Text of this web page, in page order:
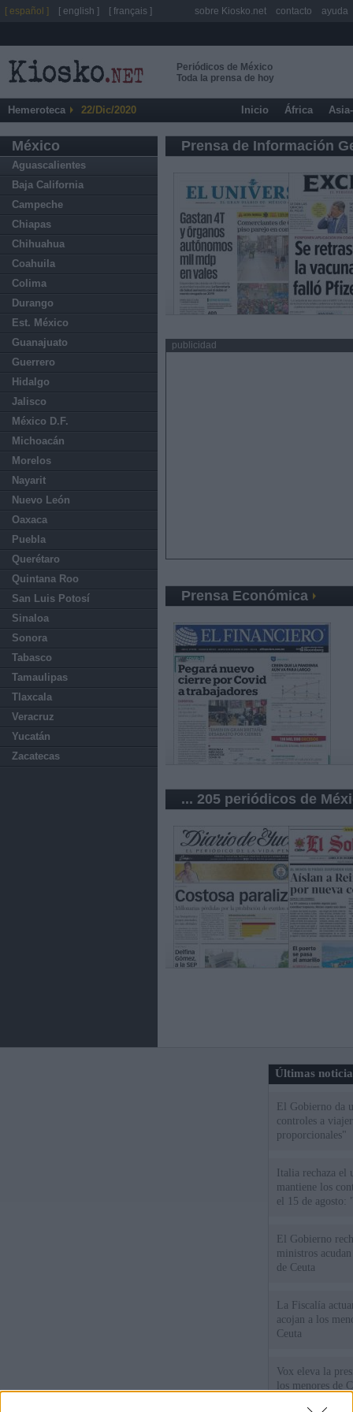
Periódicos de México
Toda la prensa de hoy
Hemeroteca 22/Dic/2020 Inicio África
México
Aguascalientes
Baja California
Campeche
Chiapas
Chihuahua
Coahuila
Colima
Durango
Est. México
Guanajuato
Guerrero
Hidalgo
Jalisco
México D.F.
Michoacán
Morelos
Nayarit
Nuevo León
Oaxaca
Puebla
Querétaro
Quintana Roo
San Luis Potosí
Sinaloa
Sonora
Tabasco
Tamaulipas
Tlaxcala
Veracruz
Yucatán
Zacatecas
Prensa de Información
publicidad
Prensa Económica
... 205 periódicos de
Últimas
El Gobierno da
controles a
proporcionales"
Italia rechaza
mantiene los
el 15 de agosto:
El Gobierno
ministros
de Ceuta
La Fiscalía
acojan a los
Ceuta
Vox eleva la
los menores de
[ español ] [ english ] [ français ] sobre Kiosko.net contacto ayuda